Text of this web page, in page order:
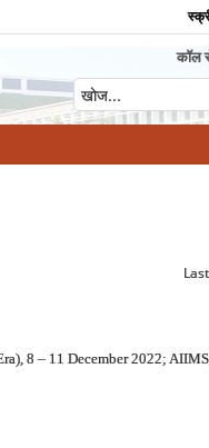
कॉल
8 – 11 December 2022;